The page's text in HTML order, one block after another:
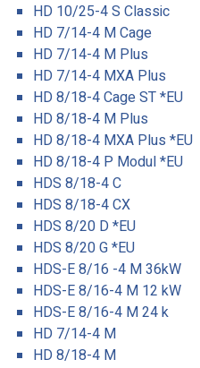
HD 10/25-4 S Classic
HD 7/14-4 M Cage
HD 7/14-4 M Plus
HD 7/14-4 MXA Plus
HD 8/18-4 Cage ST *EU
HD 8/18-4 M Plus
HD 8/18-4 MXA Plus *EU
HD 8/18-4 P Modul *EU
HDS 8/18-4 C
HDS 8/18-4 CX
HDS 8/20 D *EU
HDS 8/20 G *EU
HDS-E 8/16 -4 M 36kW
HDS-E 8/16-4 M 12 kW
HDS-E 8/16-4 M 24 k
HD 7/14-4 M
HD 8/18-4 M